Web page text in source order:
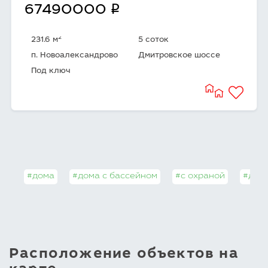
67490000 q
231.6 м2
5 соток
п. Новоалександрово
Дмитровское шоссе
Под ключ
#дома #дома с бассейном #с охраной
Расположение объектов на